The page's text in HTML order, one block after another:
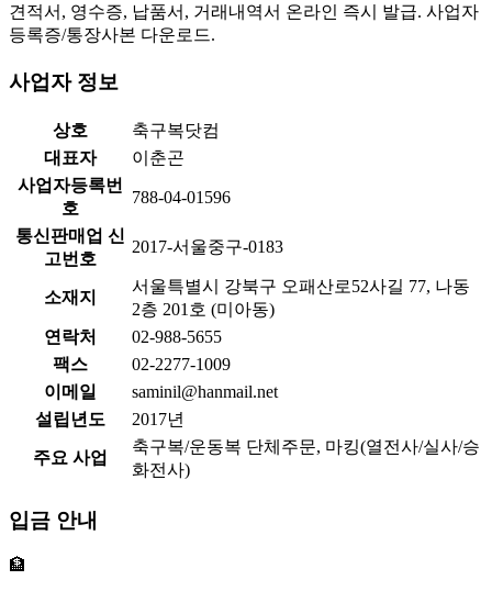
견적서, 영수증, 납품서, 거래내역서 온라인 즉시 발급. 사업자
등록증/통장사본 다운로드.
사업자 정보
상호
축구복닷컴
대표자
이춘곤
사업자등록번
호
788-04-01596
통신판매업 신
고번호
2017-서울중구-0183
소재지
서울특별시 강북구 오패산로52사길 77, 나동
2층 201호 (미아동)
연락처
02-988-5655
팩스
02-2277-1009
이메일
saminil@hanmail.net
설립년도
2017년
주요 사업
축구복/운동복 단체주문, 마킹(열전사/실사/승
화전사)
입금 안내
🏦